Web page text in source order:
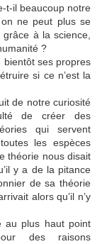
t-il beaucoup notre
ne peut plus se
grâce à la science,
?
bientôt ses propres
si ce n’est la
de notre curiosité
de créer des
qui servent
les espèces
théorie nous disait
y a de la pitance
de sa théorie
alors qu’il n’y
au plus haut point
des raisons